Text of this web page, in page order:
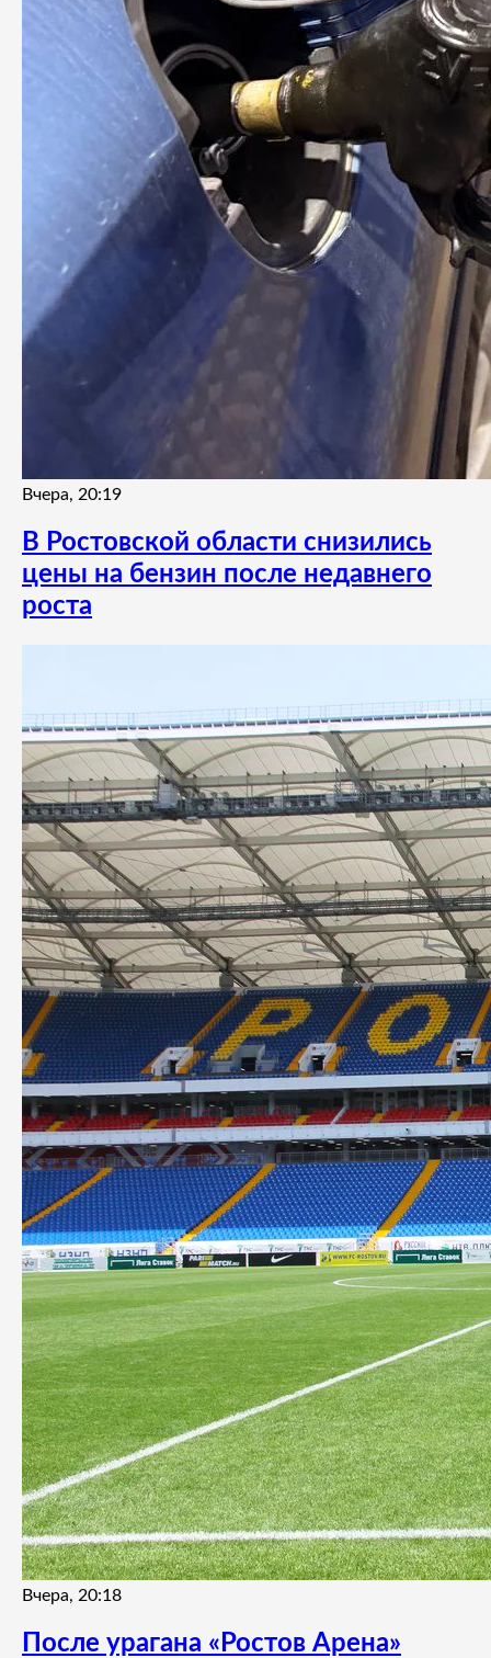
Вчера, 20:19
В Ростовской области снизились
цены на бензин после недавнего
роста
Вчера, 20:18
После урагана «Ростов Арена»